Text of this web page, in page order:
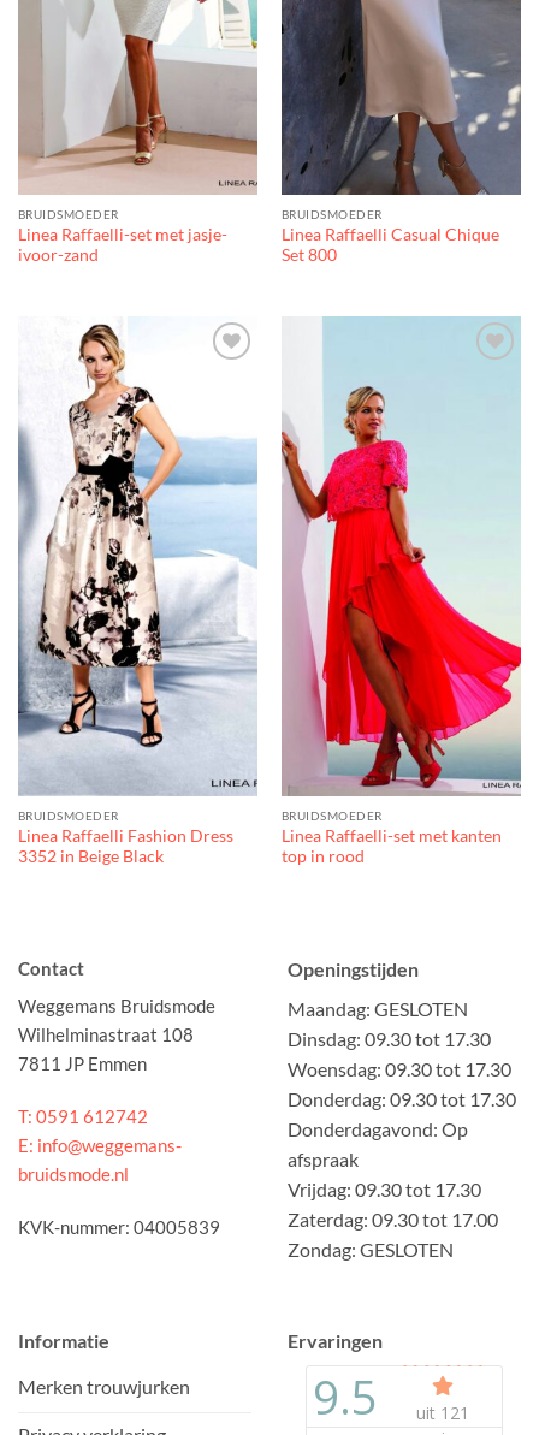
BRUIDSMOEDER
Linea Raffaelli-set met jasje-
ivoor-zand
BRUIDSMOEDER
Linea Raffaelli Casual Chique
Set 800
BRUIDSMOEDER
Linea Raffaelli Fashion Dress
3352 in Beige Black
BRUIDSMOEDER
Linea Raffaelli-set met kanten
top in rood
Contact
Weggemans Bruidsmode
Wilhelminastraat 108
7811 JP Emmen
T: 0591 612742
E: info@weggemans-
bruidsmode.nl
KVK-nummer: 04005839
Openingstijden
Maandag: GESLOTEN
Dinsdag: 09.30 tot 17.30
Woensdag: 09.30 tot 17.30
Donderdag: 09.30 tot 17.30
Donderdagavond: Op
afspraak
Vrijdag: 09.30 tot 17.30
Zaterdag: 09.30 tot 17.00
Zondag: GESLOTEN
Informatie
Merken trouwjurken
Ervaringen